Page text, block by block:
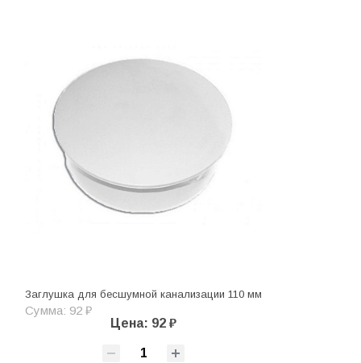
Заглушка для бесшумной канализации 110 мм
Сумма: 92 ₽
Цена: 92 ₽